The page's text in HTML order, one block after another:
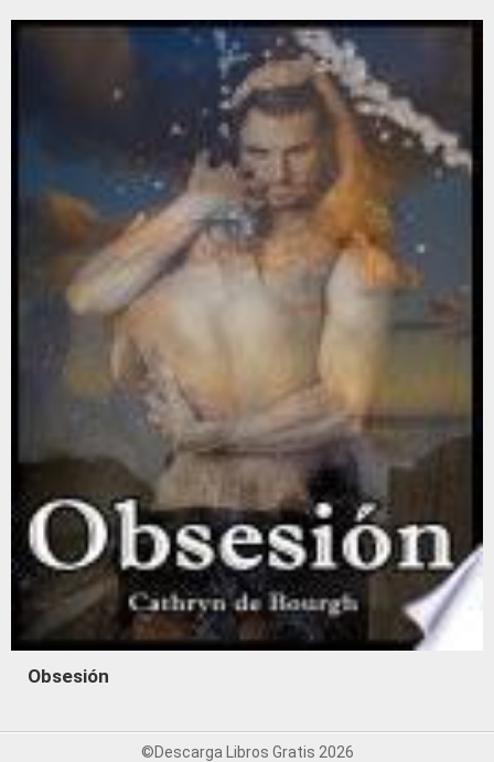
Obsesión
©Descarga Libros Gratis 2026